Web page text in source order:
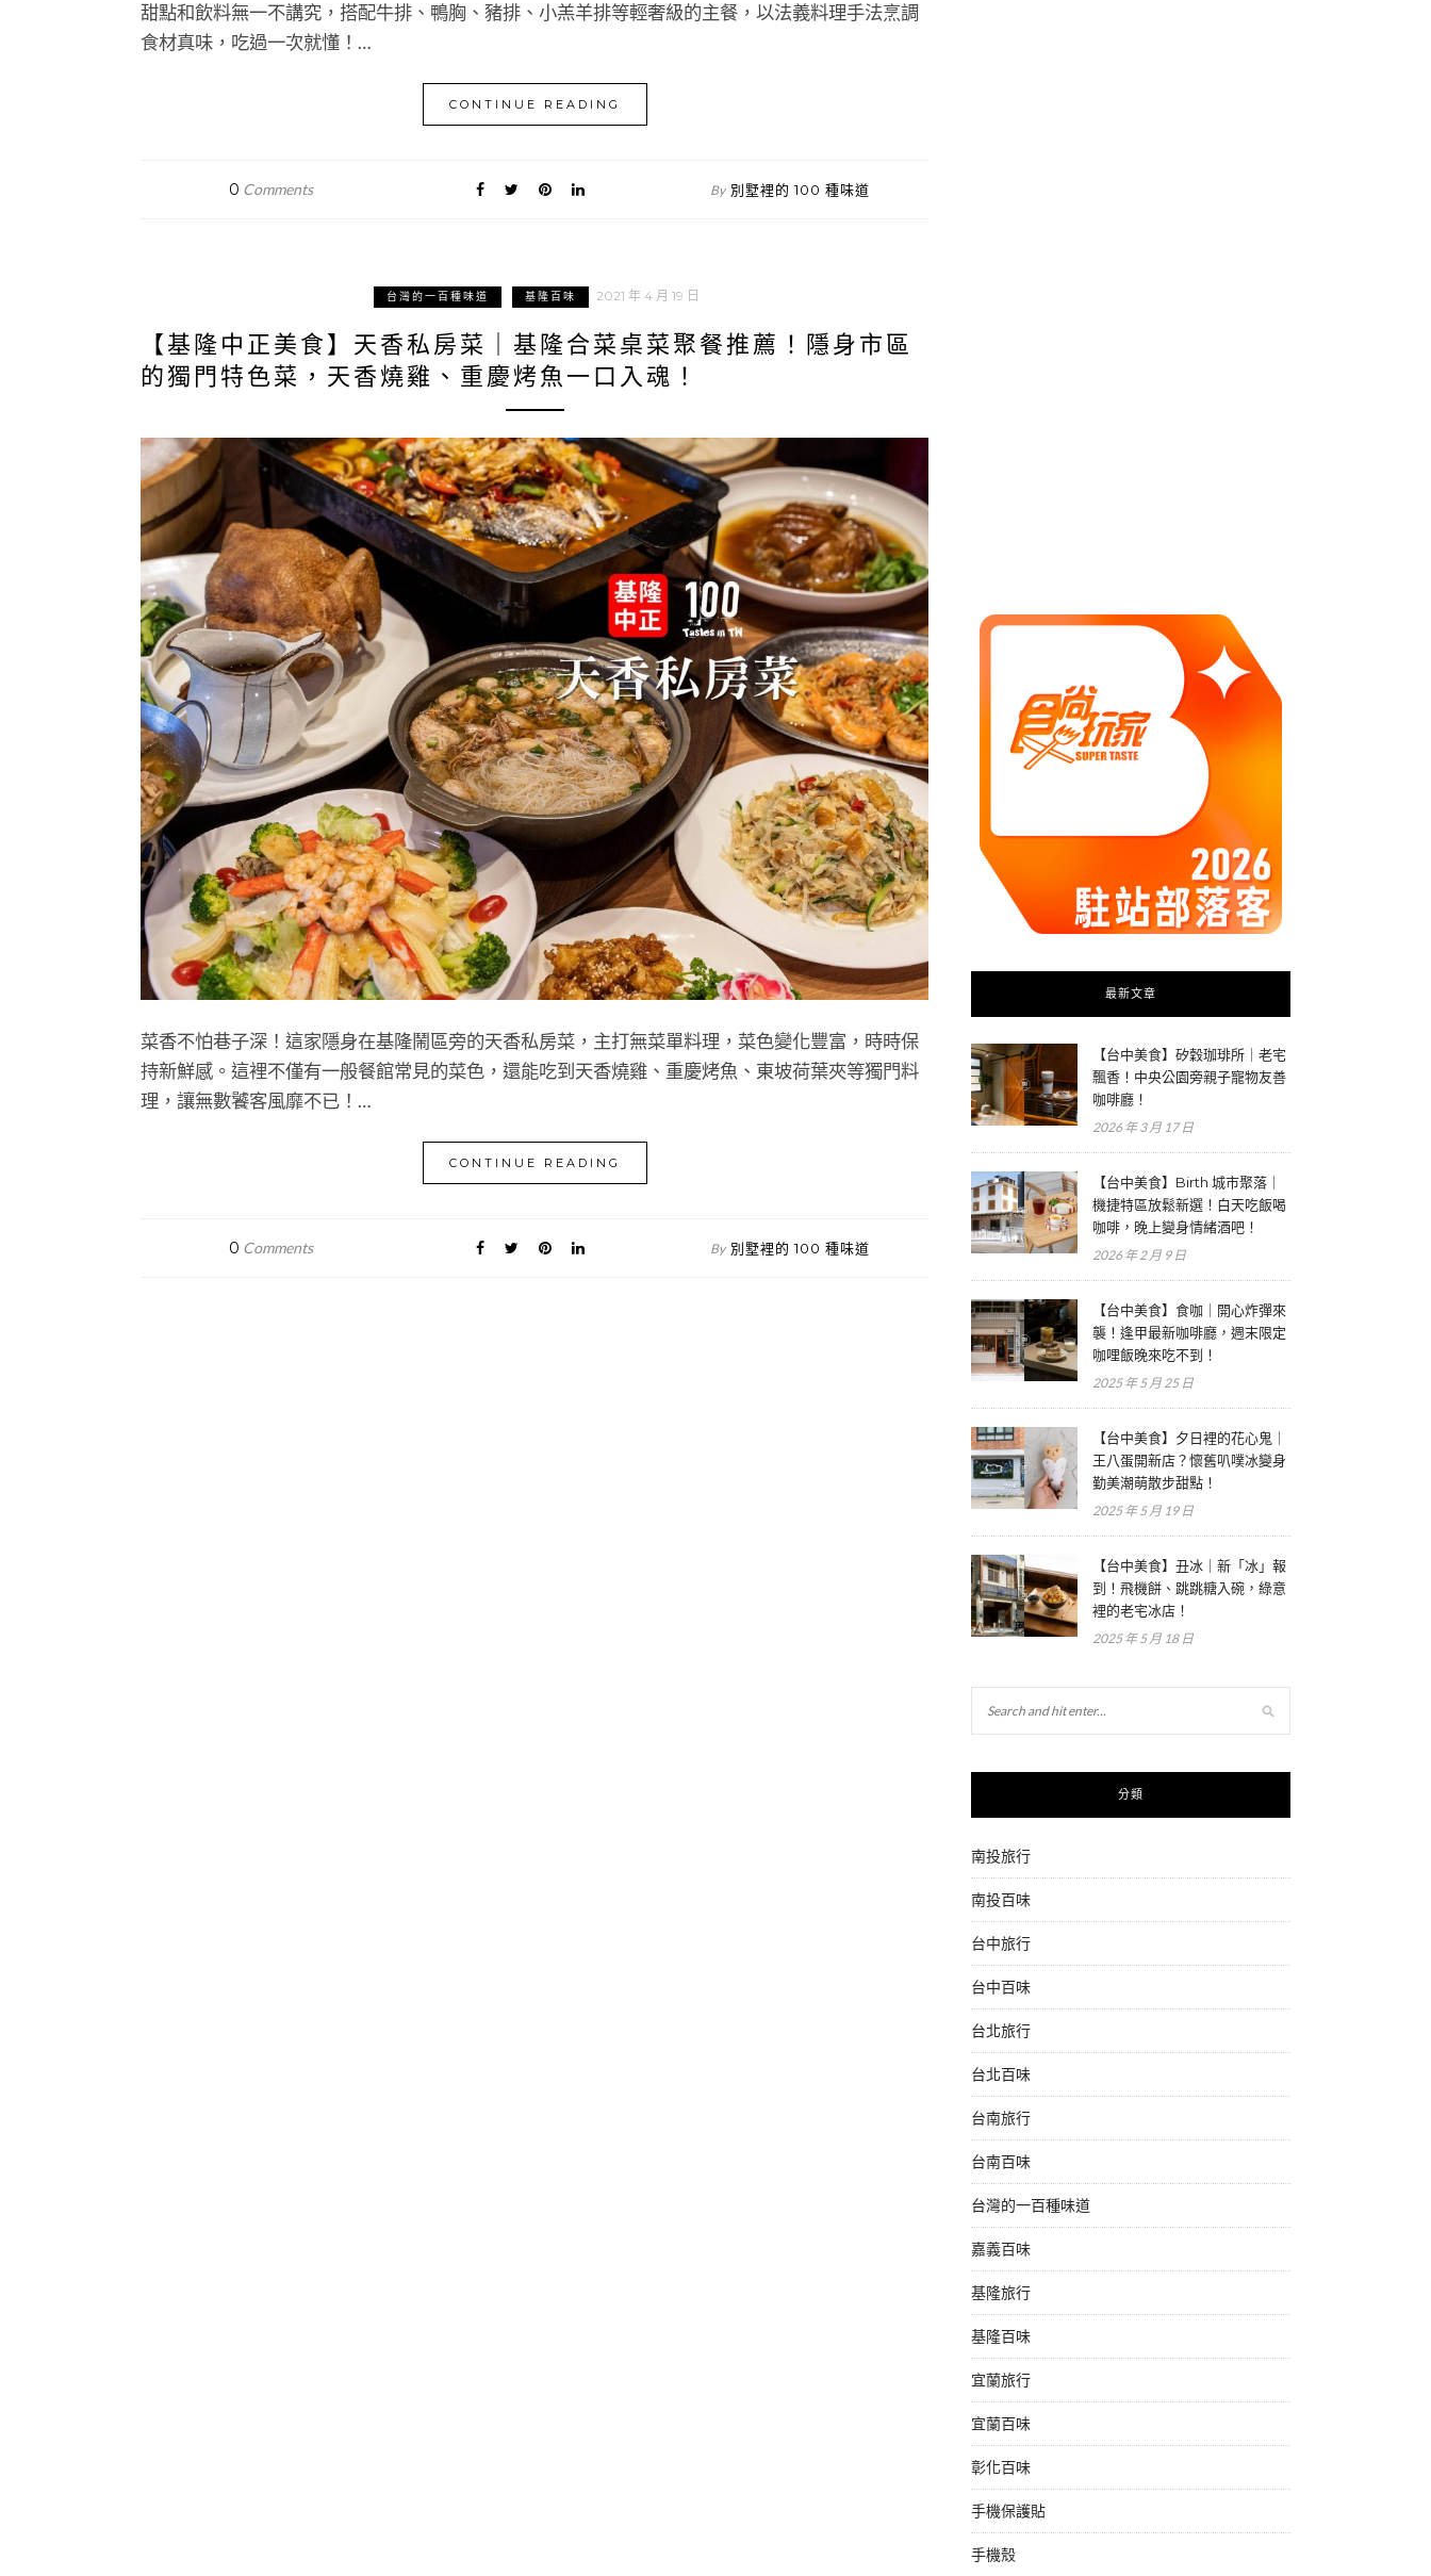
甜點和飲料無一不講究，搭配牛排、鴨胸、豬排、小羔羊排等輕奢級的主餐，以法義料理手法烹調
食材真味，吃過一次就懂！…
CONTINUE READING
0 Comments By 別墅裡的 100 種味道
台灣的一百種味道 基隆百味 2021 年 4 月 19 日
【基隆中正美食】天香私房菜｜基隆合菜桌菜聚餐推薦！隱身市區
的獨門特色菜，天香燒雞、重慶烤魚一口入魂！
菜香不怕巷子深！這家隱身在基隆鬧區旁的天香私房菜，主打無菜單料理，菜色變化豐富，時時保
持新鮮感。這裡不僅有一般餐館常見的菜色，還能吃到天香燒雞、重慶烤魚、東坡荷葉夾等獨門料
理，讓無數饕客風靡不已！…
CONTINUE READING
0 Comments By 別墅裡的 100 種味道
最新文章
【台中美食】矽穀珈琲所｜老宅
飄香！中央公園旁親子寵物友善
咖啡廳！
2026 年 3 月 17 日
【台中美食】Birth 城市聚落｜
機捷特區放鬆新選！白天吃飯喝
咖啡，晚上變身情緒酒吧！
2026 年 2 月 9 日
【台中美食】食咖｜開心炸彈來
襲！逢甲最新咖啡廳，週末限定
咖哩飯晚來吃不到！
2025 年 5 月 25 日
【台中美食】夕日裡的花心鬼｜
王八蛋開新店？懷舊叭噗冰變身
勤美潮萌散步甜點！
2025 年 5 月 19 日
【台中美食】丑冰｜新「冰」報
到！飛機餅、跳跳糖入碗，綠意
裡的老宅冰店！
2025 年 5 月 18 日
分類
南投旅行
南投百味
台中旅行
台中百味
台北旅行
台北百味
台南旅行
台南百味
台灣的一百種味道
嘉義百味
基隆旅行
基隆百味
宜蘭旅行
宜蘭百味
彰化百味
手機保護貼
手機殼